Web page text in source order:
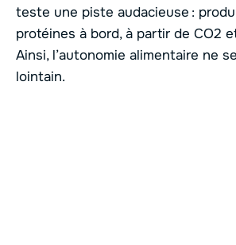
teste une piste audacieuse :
protéines à bord, à partir de CO2
Ainsi, l’autonomie alimentaire ne
lointain.